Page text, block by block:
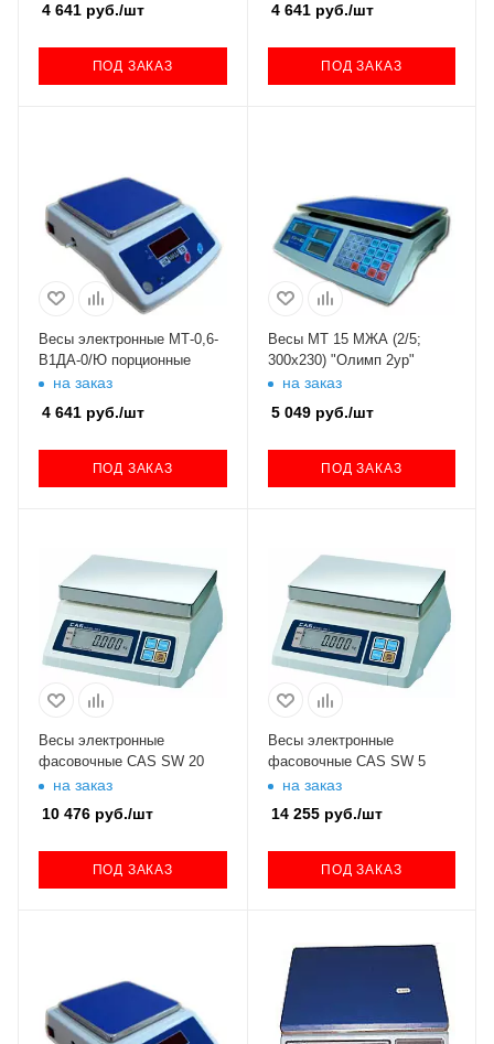
4 641 руб./шт
ПОД ЗАКАЗ
4 641руб./шт
ПОД ЗАКАЗ
Весы электронные МТ-0,6-
В1ДА-0/Ю порционные
на заказ
4 641 руб./шт
ПОД ЗАКАЗ
Весы МТ 15 МЖА (2/5;
300х230) "Олимп 2ур"
на заказ
5 049руб./шт
ПОД ЗАКАЗ
Весы электронные
фасовочные CAS SW 20
на заказ
10 476 руб./шт
ПОД ЗАКАЗ
Весы электронные
фасовочные CAS SW 5
на заказ
14 255руб./шт
ПОД ЗАКАЗ